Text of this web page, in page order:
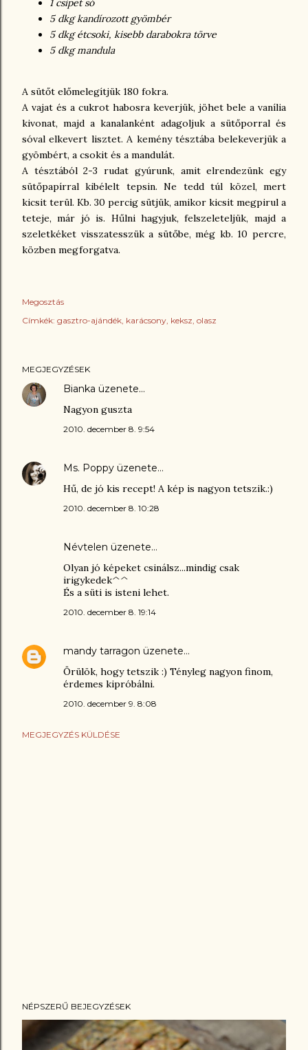
1 csipet só
5 dkg kandírozott gyömbér
5 dkg étcsoki, kisebb darabokra törve
5 dkg mandula
A sütőt előmelegítjük 180 fokra.
A vajat és a cukrot habosra keverjük, jöhet bele a vanília
kivonat, majd a kanalanként adagoljuk a sütőporral és
sóval elkevert lisztet. A kemény tésztába belekeverjük a
gyömbért, a csokit és a mandulát.
A tésztából 2-3 rudat gyúrunk, amit elrendezünk egy
sütőpapírral kibélelt tepsin. Ne tedd túl közel, mert
kicsit terül. Kb. 30 percig sütjük, amikor kicsit megpirul a
teteje, már jó is. Hűlni hagyjuk, felszeleteljük, majd a
szeletkéket visszatesszük a sütőbe, még kb. 10 percre,
közben megforgatva.
Megosztás
Címkék: gasztro-ajándék karácsony keksz olasz
MEGJEGYZÉSEK
Bianka üzenete…
Nagyon guszta
2010. december 8. 9:54
Ms. Poppy üzenete…
Hű, de jó kis recept! A kép is nagyon tetszik.:)
2010. december 8. 10:28
Névtelen üzenete…
Olyan jó képeket csinálsz...mindig csak
irigykedek^^
És a süti is isteni lehet.
2010. december 8. 19:14
mandy tarragon üzenete…
Örülök, hogy tetszik :) Tényleg nagyon finom,
érdemes kipróbálni.
2010. december 9. 8:08
MEGJEGYZÉS KÜLDÉSE
NÉPSZERŰ BEJEGYZÉSEK